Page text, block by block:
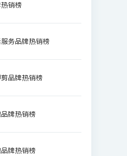
销榜
务品牌热销榜
品牌热销榜
牌热销榜
牌热销榜